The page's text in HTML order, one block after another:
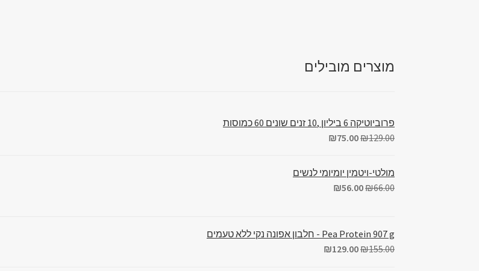
מוצרים מובילים
פרוביוטיקה 6 ביליון ,10 זנים שונים 60 כמוסות
₪129.00
₪75.00
מולטי-ויטמין יומיומי לנשים
₪66.00
₪56.00
Pea Protein 907 g - חלבון אפונה נקי ללא טעמים
₪155.00
₪129.00